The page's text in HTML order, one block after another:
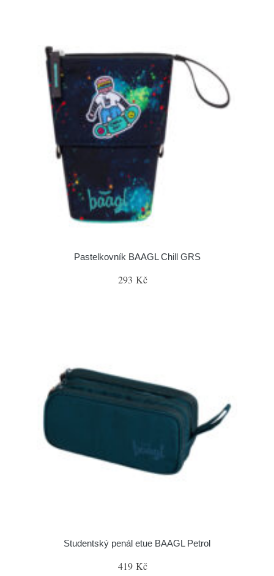
Pastelkovník BAAGL Chill GRS
293 Kč
Studentský penál etue BAAGL Petrol
419 Kč